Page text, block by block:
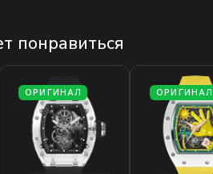
понравиться
ОРИГИНАЛ ОРИГИНАЛ